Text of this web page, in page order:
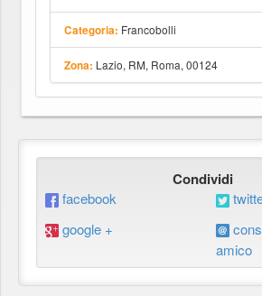
Categoria: Francobolli
Zona: Lazio, RM, Roma, 00124
Condividi
facebook
google +
amico